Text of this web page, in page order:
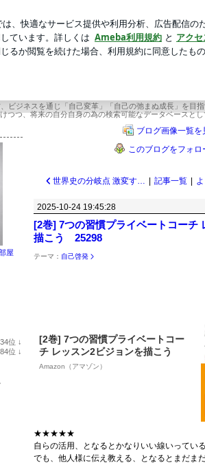
365冊×今年22年目 武道場主 兼 投資会社・コン
えたキラキラな指輪
今年22年目 武道場主 兼
社長 兼 グロービス
ビジネスを通じ「自己変革」「自己の弛まぬ成長」を目
つつ、将来の自分自身の為の検索可能なデータベースと
屋
位 ↓
位 ↓
ブログ画像一覧を
このブログをフォロ
世界史の分岐点 激変する新世界秩序の読み方/橋爪大三郎 佐藤優 25299 記事一覧
2025-10-24 19:45:28
[2巻] 7つの習慣プライベートコーチ
描こう 25298
テーマ： 自己啓発
[2巻] 7つの習慣プライベートコー
チ レッスン2ビジョンを描こう
Amazon（アマゾン）
★★★★★
自らの活用、となるとかなりいい線いってい
でも、他人様に伝え教える、となるとまだまだ